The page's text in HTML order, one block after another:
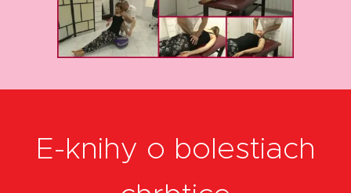
E-knihy o bolestiach